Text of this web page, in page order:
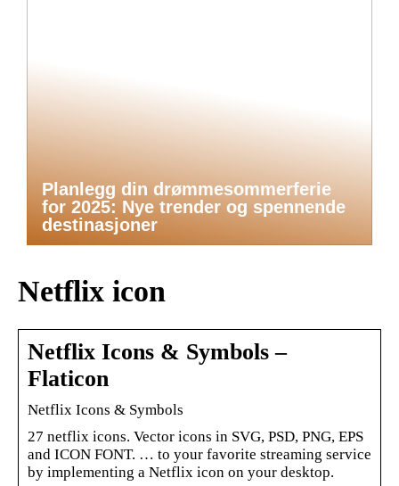
Planlegg din drømmesommerferie
for 2025: Nye trender og spennende
destinasjoner
Netflix icon
Netflix Icons & Symbols –
Flaticon
Netflix Icons & Symbols
27 netflix icons. Vector icons in SVG, PSD, PNG, EPS
and ICON FONT. … to your favorite streaming service
by implementing a Netflix icon on your desktop.